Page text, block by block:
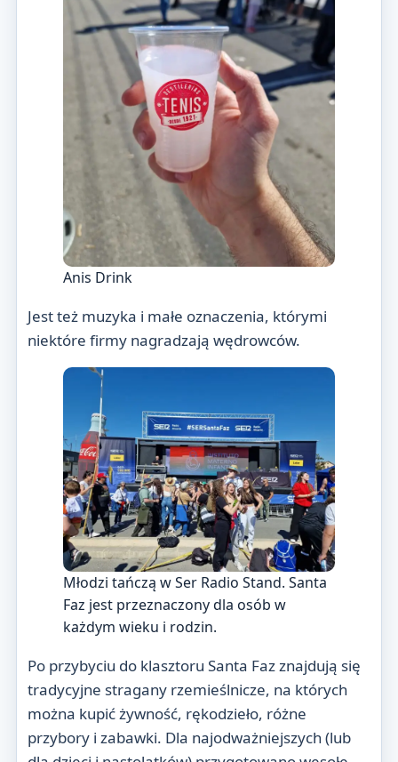
Anis Drink
Jest też muzyka i małe oznaczenia, którymi
niektóre firmy nagradzają wędrowców.
Młodzi tańczą w Ser Radio Stand. Santa
Faz jest przeznaczony dla osób w
każdym wieku i rodzin.
Po przybyciu do klasztoru Santa Faz znajdują się
tradycyjne stragany rzemieślnicze, na których
można kupić żywność, rękodzieło, różne
przybory i zabawki. Dla najodważniejszych (lub